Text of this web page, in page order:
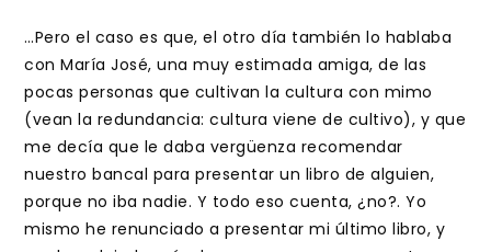
…Pero el caso es que, el otro día también lo hablaba
con María José, una muy estimada amiga, de las
pocas personas que cultivan la cultura con mimo
(vean la redundancia: cultura viene de cultivo), y que
me decía que le daba vergüenza recomendar
nuestro bancal para presentar un libro de alguien,
porque no iba nadie. Y todo eso cuenta, ¿no?. Yo
mismo he renunciado a presentar mi último libro, y